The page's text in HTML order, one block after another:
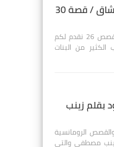
حواديت قبل النوم للعشاق / قصة 30
مرحباً بكم جميع أصدقائي ومتابعي موقعنا قصص 26 نقدم لكم
من البنات
بقلم زينب
الرومانسية
زينب مصطفى والتي